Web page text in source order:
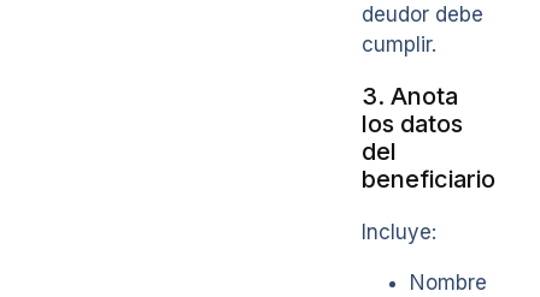
deudor debe
cumplir.
3. Anota
los datos
del
beneficiario
Incluye:
Nombre